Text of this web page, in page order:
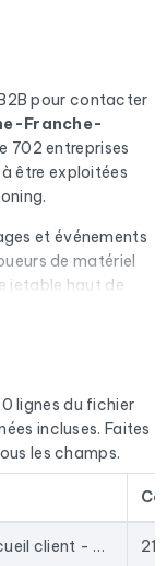
pour contacter
Franche-
702 entreprises
être exploitées
et événements
de matériel
jetable haut de
inclus. Les
domaines expirés
et des
chaque entreprise,
lignes du fichier
incluses. Faites
les champs.
Aucun accueil client - Nous ne faisons que des repas événementiels d'entreprise et privés, 16 Rue de l'Arquebuse